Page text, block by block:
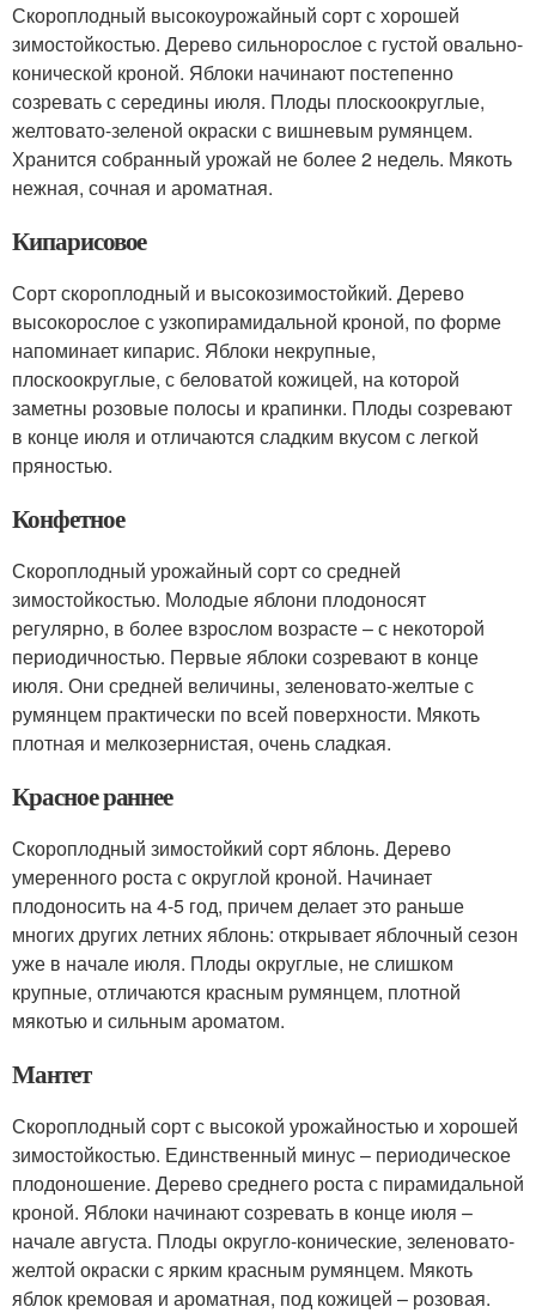
Скороплодный высокоурожайный сорт с хорошей
зимостойкостью. Дерево сильнорослое с густой овально-
конической кроной. Яблоки начинают постепенно
созревать с середины июля. Плоды плоскоокруглые,
желтовато-зеленой окраски с вишневым румянцем.
Хранится собранный урожай не более 2 недель. Мякоть
нежная, сочная и ароматная.
Кипарисовое
Сорт скороплодный и высокозимостойкий. Дерево
высокорослое с узкопирамидальной кроной, по форме
напоминает кипарис. Яблоки некрупные,
плоскоокруглые, с беловатой кожицей, на которой
заметны розовые полосы и крапинки. Плоды созревают
в конце июля и отличаются сладким вкусом с легкой
пряностью.
Конфетное
Скороплодный урожайный сорт со средней
зимостойкостью. Молодые яблони плодоносят
регулярно, в более взрослом возрасте – с некоторой
периодичностью. Первые яблоки созревают в конце
июля. Они средней величины, зеленовато-желтые с
румянцем практически по всей поверхности. Мякоть
плотная и мелкозернистая, очень сладкая.
Красное раннее
Скороплодный зимостойкий сорт яблонь. Дерево
умеренного роста с округлой кроной. Начинает
плодоносить на 4-5 год, причем делает это раньше
многих других летних яблонь: открывает яблочный сезон
уже в начале июля. Плоды округлые, не слишком
крупные, отличаются красным румянцем, плотной
мякотью и сильным ароматом.
Мантет
Скороплодный сорт с высокой урожайностью и хорошей
зимостойкостью. Единственный минус – периодическое
плодоношение. Дерево среднего роста с пирамидальной
кроной. Яблоки начинают созревать в конце июля –
начале августа. Плоды округло-конические, зеленовато-
желтой окраски с ярким красным румянцем. Мякоть
яблок кремовая и ароматная, под кожицей – розовая.